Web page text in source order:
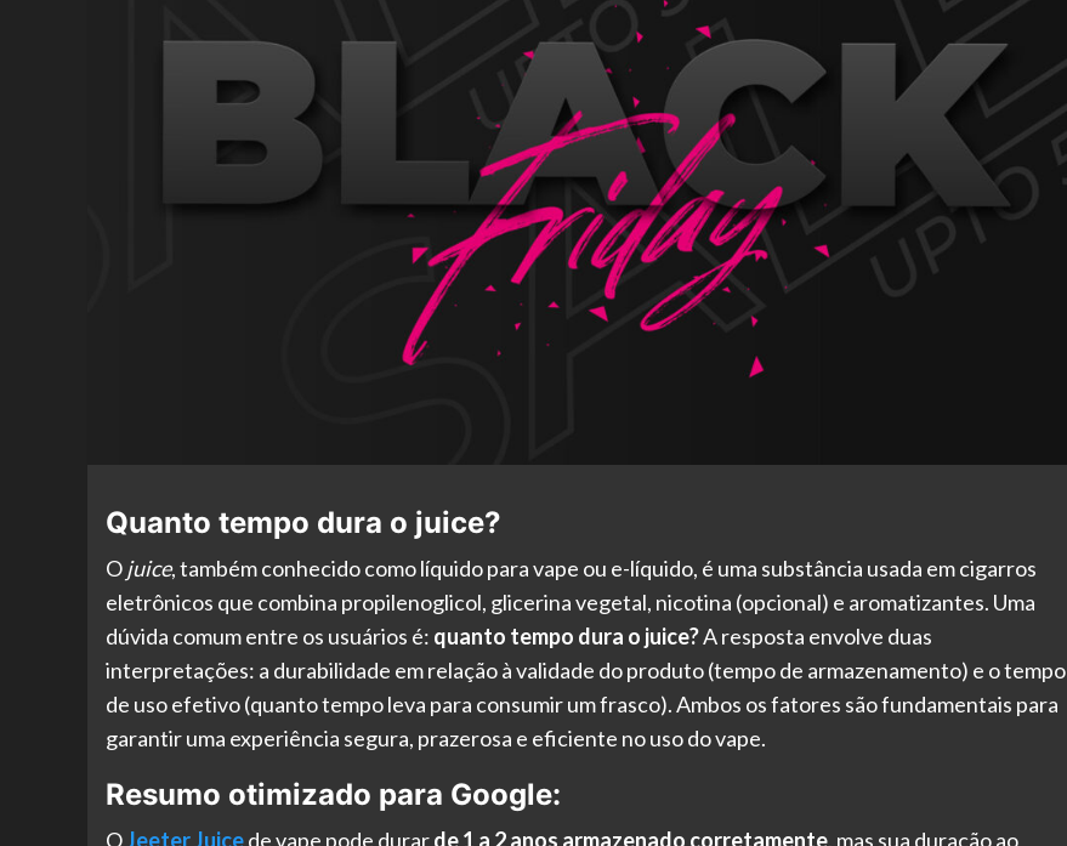
Quanto tempo dura o juice?
Ojuice, também conhecido como líquido para vape ou e-líquido, é uma substância usada em cigarros
eletrônicos que combina propilenoglicol, glicerina vegetal, nicotina (opcional) e aromatizantes. Uma
dúvida comum entre os usuários é: quanto tempo dura o juice?A resposta envolve duas
interpretações: a durabilidade em relação à validade do produto (tempo de armazenamento) e o tempo
de uso efetivo (quanto tempo leva para consumir um frasco). Ambos os fatores são fundamentais para
garantir uma experiência segura, prazerosa e eficiente no uso do vape.
Resumo otimizado para Google:
OJeeter Juicede vape pode durarde 1 a 2 anos armazenado corretamente, mas sua duração ao